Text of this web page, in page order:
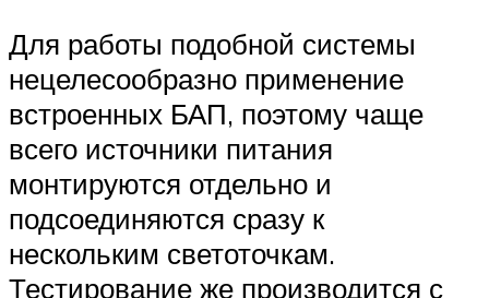
Для работы подобной системы
нецелесообразно применение
встроенных БАП, поэтому чаще
всего источники питания
монтируются отдельно и
подсоединяются сразу к
нескольким светоточкам.
Тестирование же производится с